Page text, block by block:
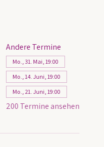
Andere Termine
Mo., 31. Mai, 19:00
Mo., 14. Juni, 19:00
Mo., 21. Juni, 19:00
200 Termine ansehen